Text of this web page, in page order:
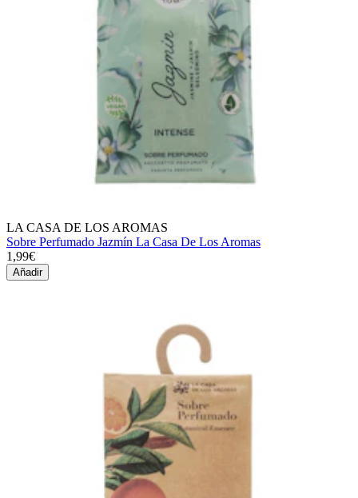
LA CASA DE LOS AROMAS
Sobre Perfumado Jazmín La Casa De Los Aromas
1,99€
Añadir